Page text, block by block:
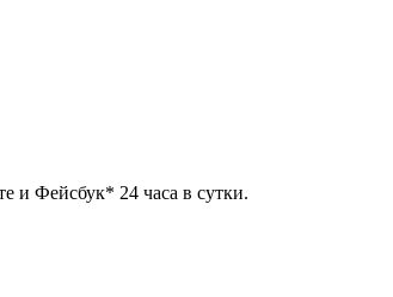
и Фейсбук* 24 часа в сутки.